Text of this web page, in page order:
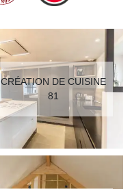
CRÉATION DE CUISINE
81